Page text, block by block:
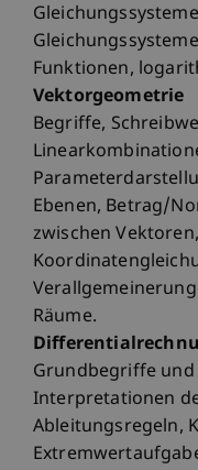
Funktionen,
Vektorgeometrie
Begriffe,
Ebenen, Betrag/
zwischen
Räume.
Grundbegriffe und
Interpretationen
Ableitungsregeln,